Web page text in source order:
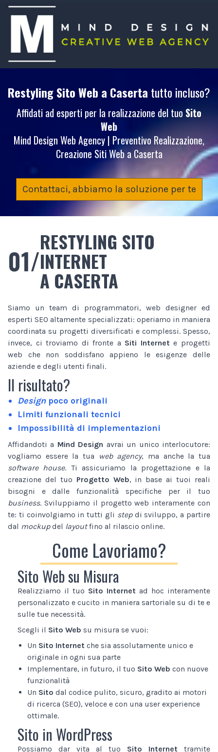
Restyling Sito Web a Caserta tutto incluso?
Affidati ad esperti per la realizzazione del tuo Sito
Web
Mind Design Web Agency | Preventivo Realizzazione,
Creazione Siti Web a Caserta
Contattaci, abbiamo la soluzione per te
01/
RESTYLING SITO
INTERNET
A CASERTA
Siamo un team di programmatori, web designer ed
esperti SEO altamente specializzati: operiamo in maniera
coordinata su progetti diversificati e complessi. Spesso,
invece, ci troviamo di fronte a Siti Internet e progetti
web che non soddisfano appieno le esigenze delle
aziende e degli utenti finali.
Il risultato?
Designpoco originali
Limiti funzionali tecnici
Impossibilità di implementazioni
Affidandoti a Mind Design avrai un unico interlocutore:
vogliamo essere la tua
web agency, ma anche la tua
software house. Ti assicuriamo la progettazione e la
creazione del tuo Progetto Web, in base ai tuoi reali
bisogni e dalle funzionalità specifiche per il tuo
business. Sviluppiamo il progetto web interamente con
te: ti coinvolgiamo in tutti gli stepdi sviluppo, a partire
dal mockupdel layoutfino al rilascio online.
Come Lavoriamo?
Sito Web su Misura
Realizziamo il tuo Sito Internet ad hoc interamente
personalizzato e cucito in maniera sartoriale su di te e
sulle tue necessità.
Scegli il Sito Web su misura se vuoi:
Un Sito Internet che sia assolutamente unico e
originale in ogni sua parte
Implementare, in futuro, il tuo Sito Web con nuove
funzionalità
Un Sito dal codice pulito, sicuro, gradito ai motori
di ricerca (SEO), veloce e con una user experience
ottimale.
Sito in WordPress
Possiamo dar vita al tuo Sito Internet tramite